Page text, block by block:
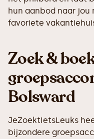
hun aanbod naar jou
favoriete
Zoek &
Bolsward
JeZoektIetsLeuks
bijzondere